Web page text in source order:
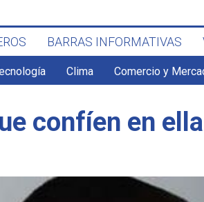
BARRAS INFORMATIVAS
Clima Comercio y
confíen en